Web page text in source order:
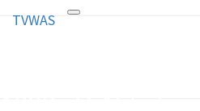
Toggle
TVWAS
TVWAS